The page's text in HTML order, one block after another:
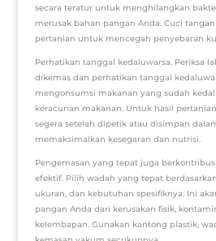
secara teratur untuk menghilangkan
merusak bahan pangan Anda. Cuci
pertanian untuk mencegah penyebaran
Perhatikan tanggal kedaluwarsa. Periksa
dikemas dan perhatikan tanggal
mengonsumsi makanan yang sudah
keracunan makanan. Untuk hasil
segera setelah dipetik atau disimpan
memaksimalkan kesegaran dan nutrisi.
Pengemasan yang tepat juga
efektif. Pilih wadah yang tepat
ukuran, dan kebutuhan spesifiknya. Ini
pangan Anda dari kerusakan fisik,
kelembapan. Gunakan kantong plastik,